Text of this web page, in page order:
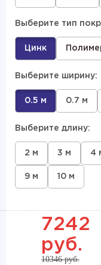
Выберите тип
Цинк
Выберите ширину:
0.5 м 0.7 м
Выберите длину:
2 м 3 м 4
9 м 10 м
7242
руб.
10346 руб.